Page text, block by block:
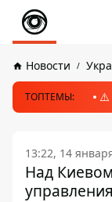
Новости
ТОПТЕМЫ: ⚠️
13:22, 14
Над